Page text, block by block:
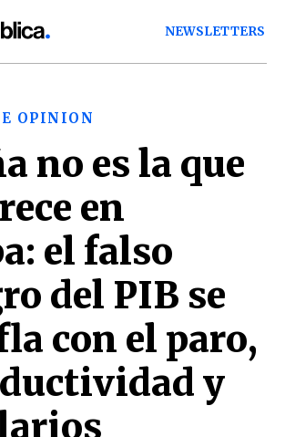
NEWSLETTERS
OPINION
no es la que
en
el falso
del PIB se
con el paro,
y